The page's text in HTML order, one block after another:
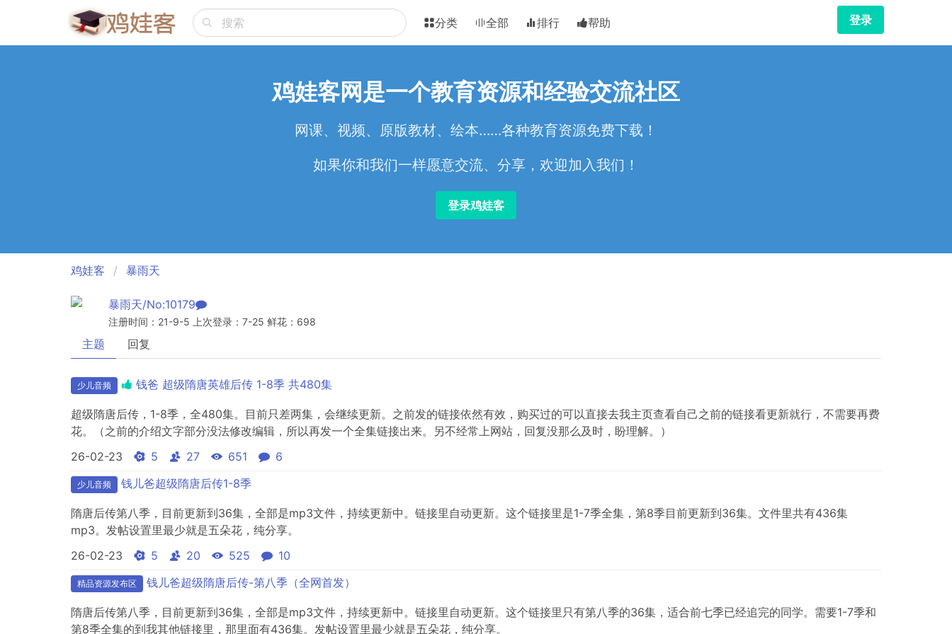
分类 全部 排行 帮助 登录
鸡娃客网是一个教育资源和经验交流社区
网课、视频、原版教材、绘本……各种教育资源免费下载！
如果你和我们一样愿意交流、分享，欢迎加入我们！
登录鸡娃客
鸡娃客 暴雨天
暴雨天/No:10179
注册时间：21-9-5 上次登录：7-25 鲜花：698
主题 回复
少儿音频 钱爸 超级隋唐英雄后传 1-8季 共480集
超级隋唐后传，1-8季，全480集。目前只差两集，会继续更新。之前发的链接依然有效，购买过的可以直接去我主页查看自己之前的链接看更新就行，不需要再费
花。（之前的介绍文字部分没法修改编辑，所以再发一个全集链接出来。另不经常上网站，回复没那么及时，盼理解。）
26-02-23
5 27 651 6
少儿音频 钱儿爸超级隋唐后传1-8季
隋唐后传第八季，目前更新到36集，全部是mp3文件，持续更新中。链接里自动更新。这个链接里是1-7季全集，第8季目前更新到36集。文件里共有436集
mp3。发帖设置里最少就是五朵花，纯分享。
26-02-23
5 20 525 10
精品资源发布区 钱儿爸超级隋唐后传-第八季（全网首发）
隋唐后传第八季，目前更新到36集，全部是mp3文件，持续更新中。链接里自动更新。这个链接里只有第八季的36集，适合前七季已经追完的同学。需要1-7季和
第8季全集的到我其他链接里，那里面有436集。发帖设置里最少就是五朵花，纯分享。